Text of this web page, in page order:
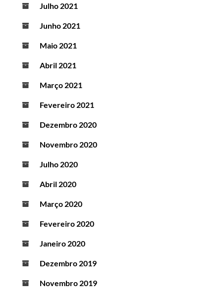
Julho 2021
Junho 2021
Maio 2021
Abril 2021
Março 2021
Fevereiro 2021
Dezembro 2020
Novembro 2020
Julho 2020
Abril 2020
Março 2020
Fevereiro 2020
Janeiro 2020
Dezembro 2019
Novembro 2019